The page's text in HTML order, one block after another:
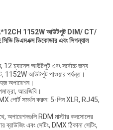
1152W আউটপুট DIM/ CT/
ডিএমএক্স ডিকোডার এবং সিগন্যাল
12 চ্যানেল আউটপুট এবং সর্বোচ্চ জন্য
1152W আউটপুট পাওয়ার পর্যন্ত।
অপারেশন।
আরজিবি।
পোর্ট সমর্থন করুন: 5-পিন XLR, RJ45,
অপারেশনগুলি RDM মাস্টার কনসোলের
ব্রাউজিং এবং সেটিং, DMX ঠিকানা সেটিং,